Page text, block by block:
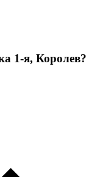
1-я, Королев?